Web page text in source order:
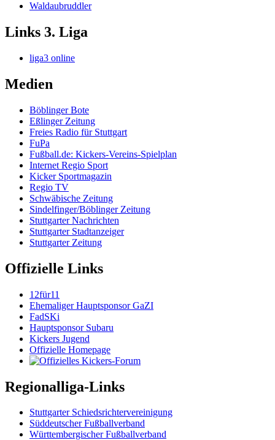
Waldaubruddler
Links 3. Liga
liga3 online
Medien
Böblinger Bote
Eßlinger Zeitung
Freies Radio für Stuttgart
FuPa
Fußball.de: Kickers-Vereins-Spielplan
Internet Regio Sport
Kicker Sportmagazin
Regio TV
Schwäbische Zeitung
Sindelfinger/Böblinger Zeitung
Stuttgarter Nachrichten
Stuttgarter Stadtanzeiger
Stuttgarter Zeitung
Offizielle Links
12für11
Ehemaliger Hauptsponsor GaZI
FadSKi
Hauptsponsor Subaru
Kickers Jugend
Offizielle Homepage
Regionalliga-Links
Stuttgarter Schiedsrichtervereinigung
Süddeutscher Fußballverband
Württembergischer Fußballverband